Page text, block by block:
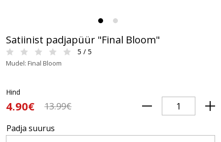
Satiinist padjapüür "Final Bloom"
5 / 5
Mudel: Final Bloom
Hind
4.90€ 13.99€
Padja suurus